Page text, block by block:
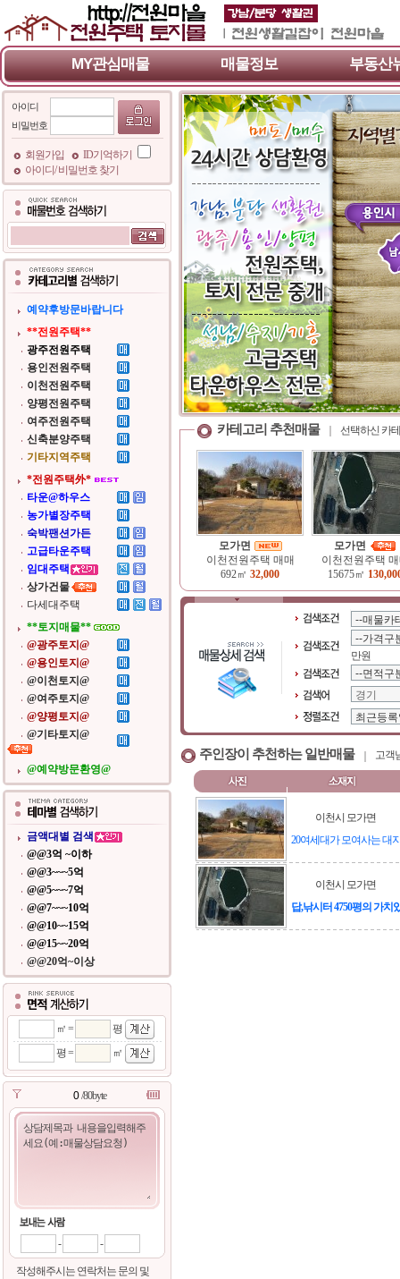
MY관심매물 매물정보 부동산
아이디
비밀번호
회원가입
ID기억하기
아이디/ 비밀번호 찾기
예약후방문바랍니다
**전원주택**
광주전원주택
용인전원주택
이천전원주택
양평전원주택
여주전원주택
신축분양주택
기타지역주택
*전원주택外*
타운@하우스
농가별장주택
숙박팬션가든
고급타운주택
임대주택
상가건물
다세대주택
**토지매물**
@광주토지@
@용인토지@
@이천토지@
@여주토지@
@양평토지@
@기타토지@
@예약방문환영@
금액대별 검색
@@3억 ~이하
@@3~~~5억
@@5~~~7억
@@7~~~10억
@@10~~15억
@@15~~20억
@@20억~이상
㎡ =
평
평 =
㎡
/80byte
- -
작성해주시는 연락처는 문의 및
카테고리 추천매물 선택하신 카
모가면
이천전원주택 매매
692㎡ 32,000
모가면
이천전원주택
15675㎡
만원
주인장이 추천하는 일반매물 고객
이천시 모가면
20여세대가 모여사는 대
이천시 모가면
답,낚시터 4750평의 가치